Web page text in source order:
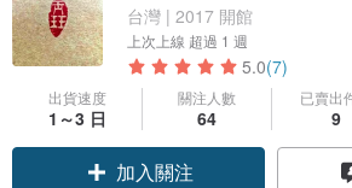
台灣 | 2017 開館
上次上線 超過 1 週
5.0(7)
出貨速度
1～3 日
關注人數
64
已賣出
9
加入關注